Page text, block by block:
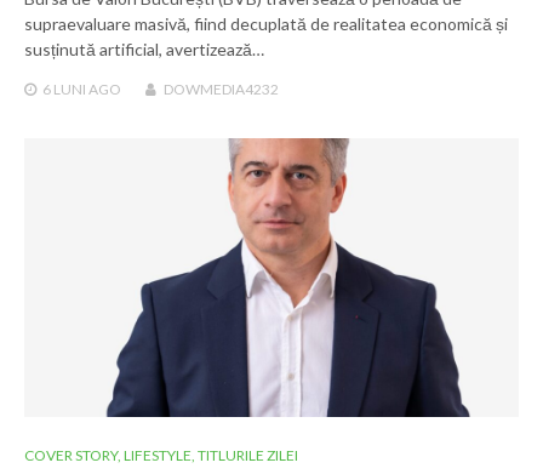
supraevaluare masivă, fiind decuplată de realitatea economică și
susținută artificial, avertizează…
6 LUNI AGO DOWMEDIA4232
COVER STORY, LIFESTYLE, TITLURILE ZILEI